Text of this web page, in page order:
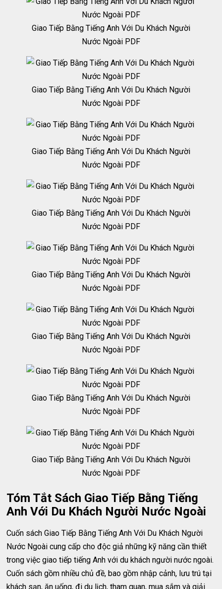
Giao Tiếp Bằng Tiếng Anh Với Du Khách Người
Nước Ngoài PDF
Giao Tiếp Bằng Tiếng Anh Với Du Khách Người
Nước Ngoài PDF
Giao Tiếp Bằng Tiếng Anh Với Du Khách Người
Nước Ngoài PDF
Giao Tiếp Bằng Tiếng Anh Với Du Khách Người
Nước Ngoài PDF
Giao Tiếp Bằng Tiếng Anh Với Du Khách Người
Nước Ngoài PDF
Giao Tiếp Bằng Tiếng Anh Với Du Khách Người
Nước Ngoài PDF
Giao Tiếp Bằng Tiếng Anh Với Du Khách Người
Nước Ngoài PDF
Giao Tiếp Bằng Tiếng Anh Với Du Khách Người
Nước Ngoài PDF
Tóm Tắt Sách Giao Tiếp Bằng Tiếng
Anh Với Du Khách Người Nước Ngoài
Cuốn sách Giao Tiếp Bằng Tiếng Anh Với Du Khách Người
Nước Ngoài cung cấp cho độc giả những kỹ năng cần thiết
trong việc giao tiếp tiếng Anh với du khách người nước ngoài.
Cuốn sách gồm nhiều chủ đề, bao gồm nhập cảnh, lưu trú tại
khách sạn, ăn uống, đi du lịch, tham quan, mua sắm và giải